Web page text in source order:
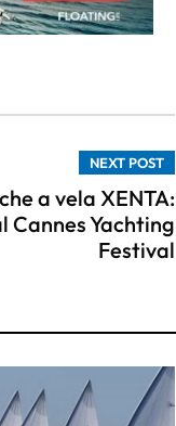
NEXT POST
a vela XENTA:
Cannes Yachting
Festival